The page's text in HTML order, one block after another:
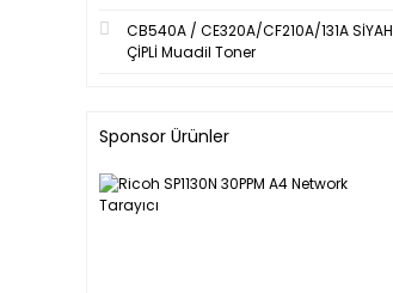
CB540A / CE320A/CF210A/131A SİYAH
ÇİPLİ Muadil Toner
Sponsor Ürünler